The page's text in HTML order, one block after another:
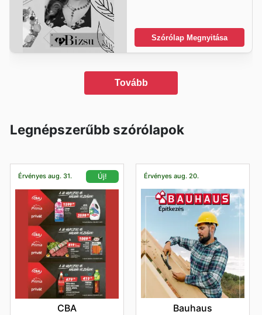
Szórólap Megnyitása
Tovább
Legnépszerűbb szórólapok
Érvényes aug. 31. Új!
CBA
Érvényes aug. 20.
Bauhaus